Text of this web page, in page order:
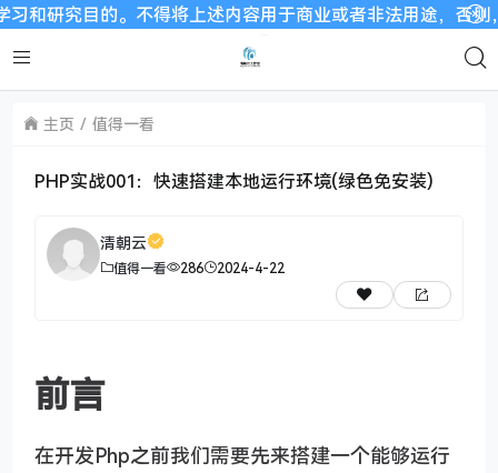
究目的。不得将上述内容用于商业或者非法用途，否则，
主页 值得一看
PHP实战001：快速搭建本地运行环境(绿色免安装)
清朝云
值得一看 286 2024-4-22
前言
在开发Php之前我们需要先来搭建一个能够运行